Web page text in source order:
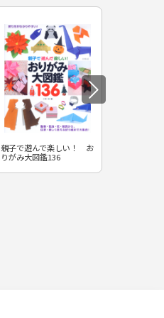
親子で遊んで楽しい！ お
りがみ大図鑑136